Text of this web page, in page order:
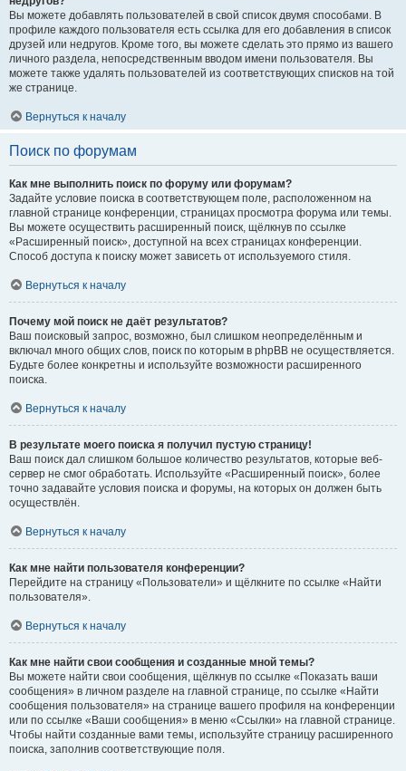
Вы можете добавлять пользователей в свой список двумя способами. В
профиле каждого пользователя есть ссылка для его добавления в список
друзей или недругов. Кроме того, вы можете сделать это прямо из вашего
личного раздела, непосредственным вводом имени пользователя. Вы
можете также удалять пользователей из соответствующих списков на той
же странице.
Вернуться к началу
Поиск по форумам
Как мне выполнить поиск по форуму или форумам?
Задайте условие поиска в соответствующем поле, расположенном на
главной странице конференции, страницах просмотра форума или темы.
Вы можете осуществить расширенный поиск, щёлкнув по ссылке
«Расширенный поиск», доступной на всех страницах конференции.
Способ доступа к поиску может зависеть от используемого стиля.
Вернуться к началу
Почему мой поиск не даёт результатов?
Ваш поисковый запрос, возможно, был слишком неопределённым и
включал много общих слов, поиск по которым в phpBB не осуществляется.
Будьте более конкретны и используйте возможности расширенного
поиска.
Вернуться к началу
В результате моего поиска я получил пустую страницу!
Ваш поиск дал слишком большое количество результатов, которые веб-
сервер не смог обработать. Используйте «Расширенный поиск», более
точно задавайте условия поиска и форумы, на которых он должен быть
осуществлён.
Вернуться к началу
Как мне найти пользователя конференции?
Перейдите на страницу «Пользователи» и щёлкните по ссылке «Найти
пользователя».
Вернуться к началу
Как мне найти свои сообщения и созданные мной темы?
Вы можете найти свои сообщения, щёлкнув по ссылке «Показать ваши
сообщения» в личном разделе на главной странице, по ссылке «Найти
сообщения пользователя» на странице вашего профиля на конференции
или по ссылке «Ваши сообщения» в меню «Ссылки» на главной странице.
Чтобы найти созданные вами темы, используйте страницу расширенного
поиска, заполнив соответствующие поля.